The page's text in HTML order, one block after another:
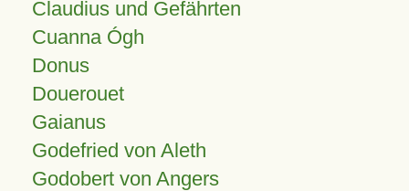
Claudius und Gefährten
Cuanna Ógh
Donus
Douerouet
Gaianus
Godefried von Aleth
Godobert von Angers